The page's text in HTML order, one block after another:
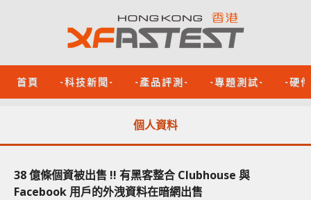
首頁 -科技新聞- -產品評測- -專題測試- -硬
個人資料
38 億條個資被出售 !! 有黑客整合 Clubhouse 與
Facebook 用戶的外洩資料在暗網出售